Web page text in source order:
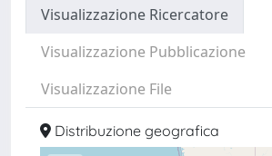
Visualizzazione Ricercatore
Visualizzazione Pubblicazione
Visualizzazione File
Distribuzione geografica